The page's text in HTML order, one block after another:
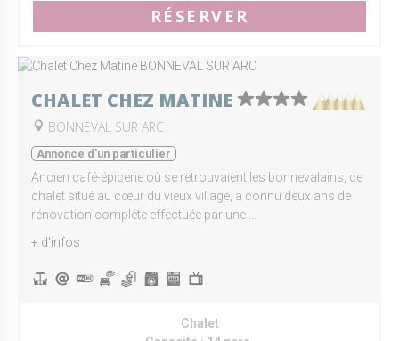
RÉSERVER
CHALET CHEZ MATINE
BONNEVAL SUR ARC
Annonce d'un particulier
Ancien café-épicerie où se retrouvaient les bonnevalains, ce
chalet situé au cœur du vieux village, a connu deux ans de
rénovation complète effectuée par une ...
+ d'infos
Chalet